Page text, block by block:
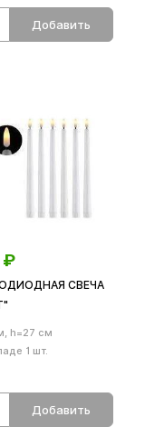
Добавить
₽
СВЕЧА
h=27 см
1 шт.
Добавить